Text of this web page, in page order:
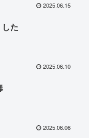
2025.06.15
た
2025.06.10
2025.06.06